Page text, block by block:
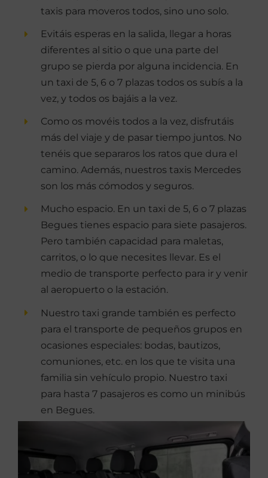
taxis para moveros todos, sino uno solo.
Evitáis esperas en la salida, llegar a horas
diferentes al sitio o que una parte del
grupo se pierda por alguna incidencia. En
un taxi de 5, 6 o 7 plazas todos os subís a la
vez, y todos os bajáis a la vez.
Como os movéis todos a la vez, disfrutáis
más del viaje y de pasar tiempo juntos. No
tenéis que separaros los ratos que dura el
camino. Además, nuestros taxis Mercedes
son los más cómodos y seguros.
Mucho espacio. En un taxi de 5, 6 o 7 plazas
Begues tienes espacio para siete pasajeros.
Pero también capacidad para maletas,
carritos, o lo que necesites llevar. Es el
medio de transporte perfecto para ir y venir
al aeropuerto o la estación.
Nuestro taxi grande también es perfecto
para el transporte de pequeños grupos en
ocasiones especiales: bodas, bautizos,
comuniones, etc. en los que te visita una
familia sin vehículo propio. Nuestro taxi
para hasta 7 pasajeros es como un minibús
en Begues.